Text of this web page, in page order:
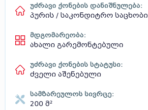
უძრავი ქონების დანიშნულება:
პურის / საკონდიტრო საცხობი
მდგომარეობა:
ახალი გარემონტებული
უძრავი ქონების სტატუსი:
ძველი აშენებული
სამზარეულოს სივრცე:
200 მ²